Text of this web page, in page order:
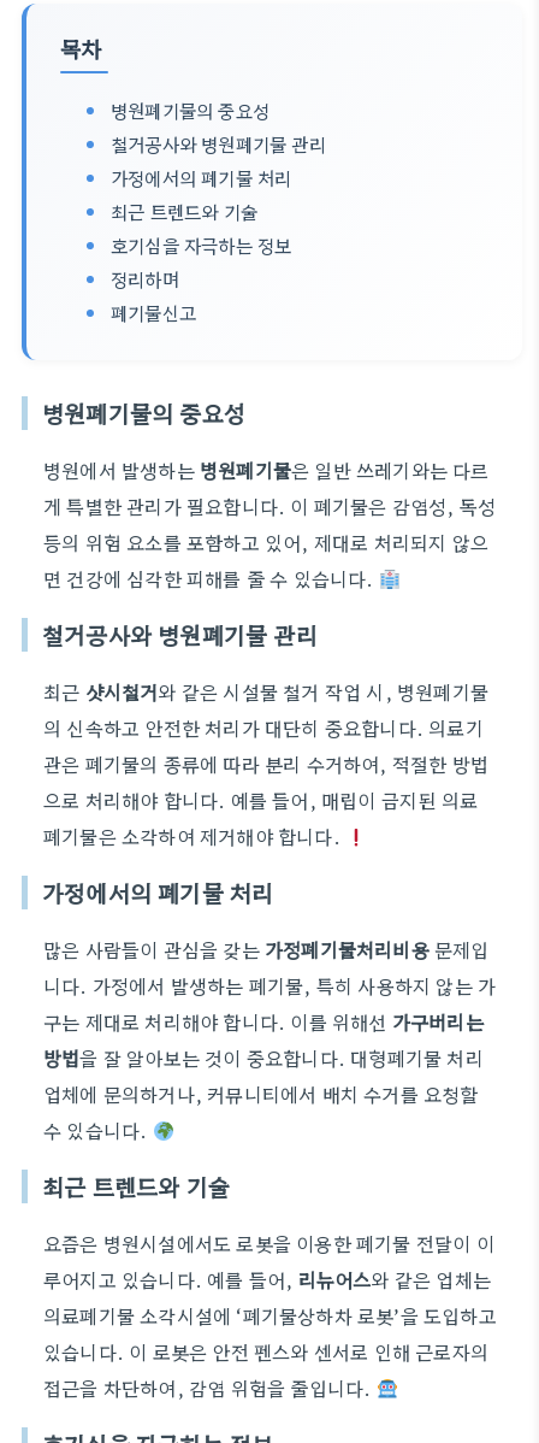
목차
병원폐기물의 중요성
철거공사와 병원폐기물 관리
가정에서의 폐기물 처리
최근 트렌드와 기술
호기심을 자극하는 정보
정리하며
폐기물신고
병원폐기물의 중요성
병원에서 발생하는 병원폐기물은 일반 쓰레기와는 다르
게 특별한 관리가 필요합니다. 이 폐기물은 감염성, 독성
등의 위험 요소를 포함하고 있어, 제대로 처리되지 않으
면 건강에 심각한 피해를 줄 수 있습니다.
철거공사와 병원폐기물 관리
최근 샷시철거와 같은 시설물 철거 작업 시, 병원폐기물
의 신속하고 안전한 처리가 대단히 중요합니다. 의료기
관은 폐기물의 종류에 따라 분리 수거하여, 적절한 방법
으로 처리해야 합니다. 예를 들어, 매립이 금지된 의료
폐기물은 소각하여 제거해야 합니다.
가정에서의 폐기물 처리
많은 사람들이 관심을 갖는 가정폐기물처리비용문제입
니다. 가정에서 발생하는 폐기물, 특히 사용하지 않는 가
구는 제대로 처리해야 합니다. 이를 위해선 가구버리는
방법을 잘 알아보는 것이 중요합니다. 대형폐기물 처리
업체에 문의하거나, 커뮤니티에서 배치 수거를 요청할
수 있습니다.
최근 트렌드와 기술
요즘은 병원시설에서도 로봇을 이용한 폐기물 전달이 이
루어지고 있습니다. 예를 들어, 리뉴어스와 같은 업체는
의료폐기물 소각시설에 ‘폐기물상하차 로봇’을 도입하고
있습니다. 이 로봇은 안전 펜스와 센서로 인해 근로자의
접근을 차단하여, 감염 위험을 줄입니다.